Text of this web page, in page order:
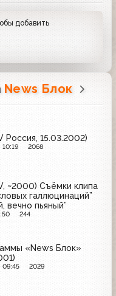
добавить
News Блок
Россия, 15.03.2002)
2068
~2000) Съёмки клипа
галлюцинаций”
вечно пьяный”
244
«News Блок»
09:45 2029